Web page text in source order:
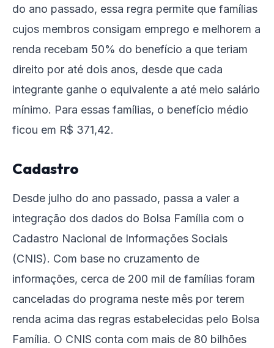
do ano passado, essa regra permite que famílias
cujos membros consigam emprego e melhorem a
renda recebam 50% do benefício a que teriam
direito por até dois anos, desde que cada
integrante ganhe o equivalente a até meio salário
mínimo. Para essas famílias, o benefício médio
ficou em R$ 371,42.
Cadastro
Desde julho do ano passado, passa a valer a
integração dos dados do Bolsa Família com o
Cadastro Nacional de Informações Sociais
(CNIS). Com base no cruzamento de
informações, cerca de 200 mil de famílias foram
canceladas do programa neste mês por terem
renda acima das regras estabelecidas pelo Bolsa
Família. O CNIS conta com mais de 80 bilhões